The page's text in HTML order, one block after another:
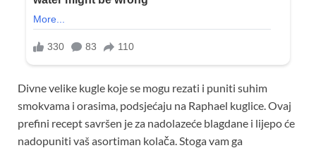
Divne velike kugle koje se mogu rezati i puniti suhim
smokvama i orasima, podsjećaju na Raphael kuglice. Ovaj
prefini recept savršen je za nadolazeće blagdane i lijepo će
nadopuniti vaš asortiman kolača. Stoga vam ga